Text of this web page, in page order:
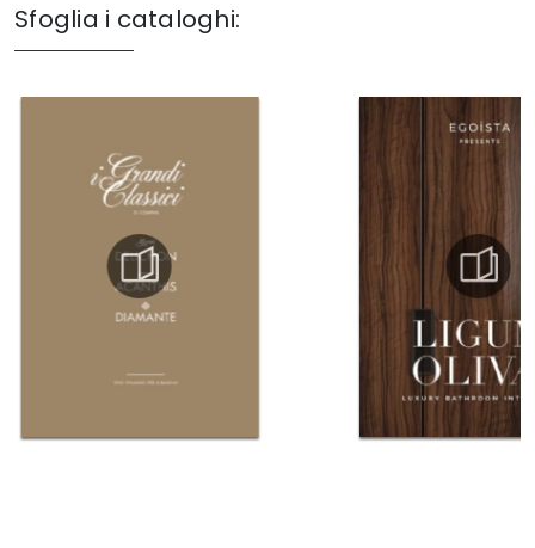
Sfoglia i cataloghi: